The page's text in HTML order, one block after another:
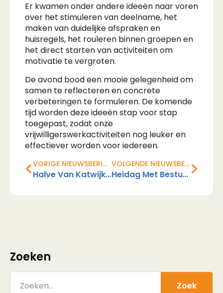
Er kwamen onder andere ideeën naar voren
over het stimuleren van deelname, het
maken van duidelijke afspraken en
huisregels, het rouleren binnen groepen en
het direct starten van activiteiten om
motivatie te vergroten.
De avond bood een mooie gelegenheid om
samen te reflecteren en concrete
verbeteringen te formuleren. De komende
tijd worden deze ideeën stap voor stap
toegepast, zodat onze
vrijwilligerswerkactiviteiten nog leuker en
effectiever worden voor iedereen.
VORIGE NIEUWSBERICHT
Halve Van Katwijk 2025 │ Sponsoractie
VOLGENDE NIEUWSBERICHT
Heidag Met Bestuur
Zoeken
Zoek